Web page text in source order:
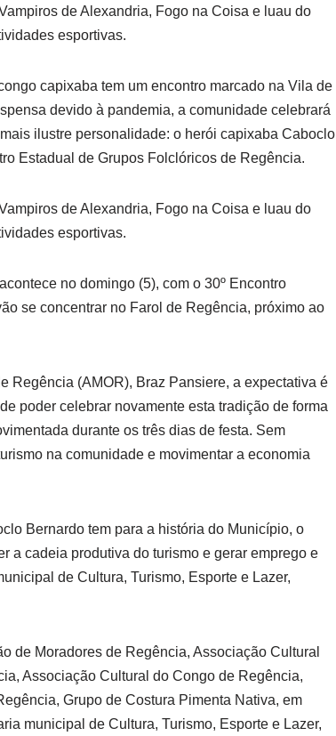
de Alexandria, Fogo na Coisa e luau do
esportivas.
capixaba tem um encontro marcado na Vila de
devido à pandemia, a comunidade celebrará
ilustre personalidade: o herói capixaba Caboclo
Estadual de Grupos Folclóricos de Regência.
de Alexandria, Fogo na Coisa e luau do
esportivas.
no domingo (5), com o 30º Encontro
se concentrar no Farol de Regência, próximo ao
Regência (AMOR), Braz Pansiere, a expectativa é
poder celebrar novamente esta tradição de forma
durante os três dias de festa. Sem
na comunidade e movimentar a economia
Bernardo tem para a história do Município, o
a cadeia produtiva do turismo e gerar emprego e
de Cultura, Turismo, Esporte e Lazer,
de Moradores de Regência, Associação Cultural
Associação Cultural do Congo de Regência,
Grupo de Costura Pimenta Nativa, em
municipal de Cultura, Turismo, Esporte e Lazer,